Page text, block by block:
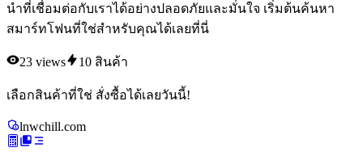
นำที่เชื่อมต่อกับเราได้อย่างปลอดภัยและมั่นใจ เริ่มต้นค้นหา
สมาร์ทโฟนที่ใช่สำหรับคุณได้เลยที่นี่
23 views 10 สินค้า
เลือกสินค้าที่ใช่ สั่งซื้อได้เลยวันนี้!
lnwchill.com